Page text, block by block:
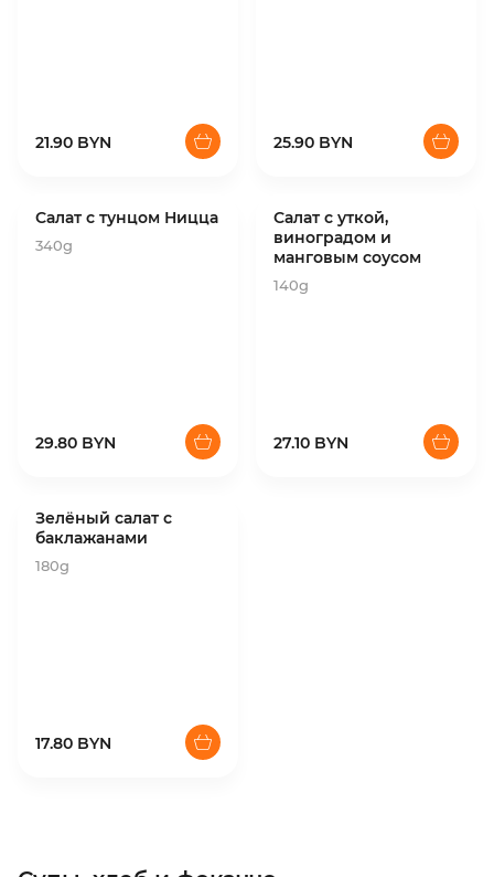
21.90 BYN 25.90 BYN
Салат с тунцом Ницца
340g
29.80 BYN
Салат с уткой,
виноградом и
манговым соусом
140g
27.10 BYN
Зелёный салат с
баклажанами
180g
17.80 BYN